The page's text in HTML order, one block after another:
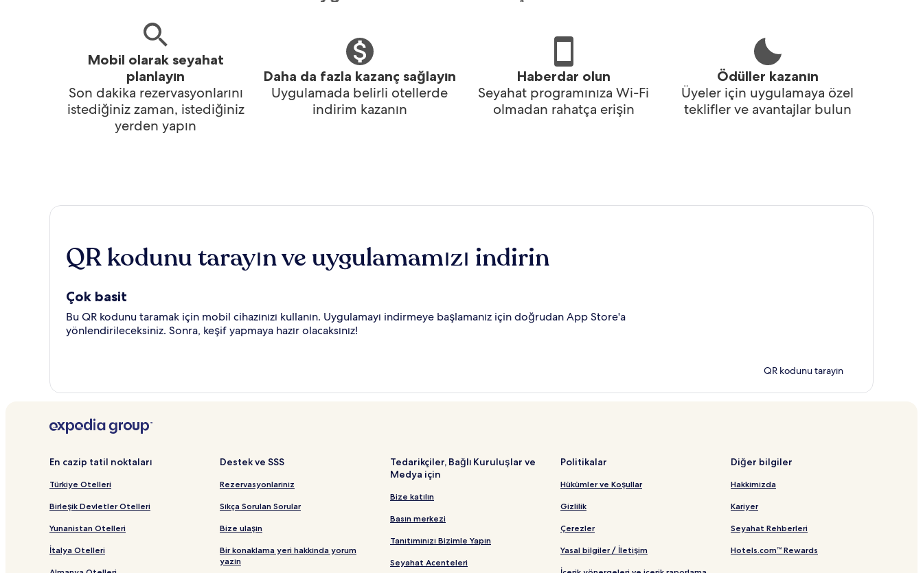
Mobil olarak seyahat
planlayın
Son dakika rezervasyonlarını
istediğiniz zaman, istediğiniz
yerden yapın
Daha da fazla kazanç sağlayın
Uygulamada belirli otellerde
indirim kazanın
Haberdar olun
Seyahat programınıza Wi-Fi
olmadan rahatça erişin
Ödüller kazanın
Üyeler için uygulamaya özel
teklifler ve avantajlar bulun
QR kodunu tarayın ve uygulamamızı indirin
Çok basit
Bu QR kodunu taramak için mobil cihazınızı kullanın. Uygulamayı indirmeye başlamanız için doğrudan App Store'a
yönlendirileceksiniz. Sonra, keşif yapmaya hazır olacaksınız!
QR kodunu tarayın
En cazip tatil noktaları
Türkiye Otelleri
Birleşik Devletler Otelleri
Yunanistan Otelleri
İtalya Otelleri
Destek ve SSS
Rezervasyonlarınız
Sıkça Sorulan Sorular
Bize ulaşın
Bir konaklama yeri hakkında yorum
yazın
Tedarikçiler, Bağlı Kuruluşlar ve
Medya için
Bize katılın
Basın merkezi
Tanıtımınızı Bizimle Yapın
Seyahat Acenteleri
Politikalar
Hükümler ve Koşullar
Gizlilik
Çerezler
Yasal bilgiler / İletişim
Diğer bilgiler
Hakkımızda
Kariyer
Seyahat Rehberleri
Hotels.com™ Rewards